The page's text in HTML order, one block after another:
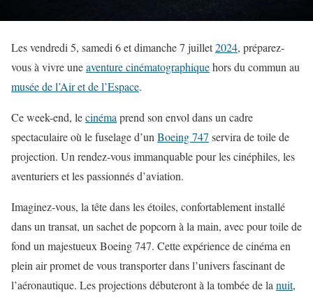
Les vendredi 5, samedi 6 et dimanche 7 juillet2024, préparez-
vous à vivre uneaventure cinématographiquehors du commun au
musée de l’Air et de l’Espace.
Ce week-end, lecinéma prend son envol dans un cadre
spectaculaire où le fuselage d’un Boeing 747 servira de toile de
projection. Un rendez-vous immanquable pour les cinéphiles, les
aventuriers et les passionnés d’aviation.
Imaginez-vous, la tête dans les étoiles, confortablement installé
dans un transat, un sachet de popcorn à la main, avec pour toile de
fond un majestueux Boeing 747. Cette expérience de cinéma en
plein air promet de vous transporter dans l’univers fascinant de
l’aéronautique. Les projections débuteront à la tombée de la nuit,